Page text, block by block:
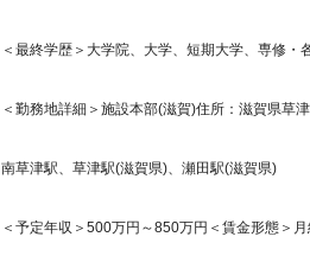
＜最終学歴＞大学院、大学、短期大学、専修
＜勤務地詳細＞施設本部(滋賀)住所：滋賀県草
南草津駅、草津駅(滋賀県)、瀬田駅(滋賀県)
＜予定年収＞500万円～850万円＜賃金形態＞